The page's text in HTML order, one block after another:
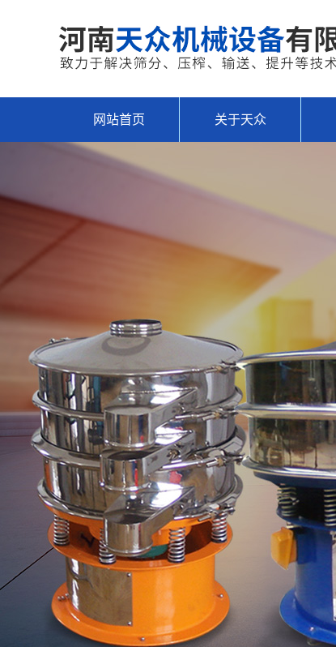
网站首页 关于天众